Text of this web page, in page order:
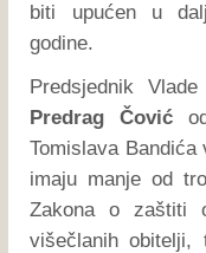
biti upućen u
godine.
Predsjednik Vlade
Predrag Čović
Tomislava
imaju manje od
Zakona o zaštiti
višečlanih